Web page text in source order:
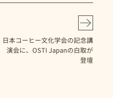
日本コーヒー文化学会の記念講
演会に、OSTI Japanの白取が
登壇